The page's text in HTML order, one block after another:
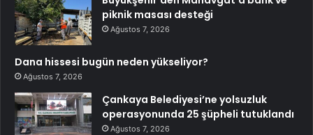
piknik masası desteği
Ağustos 7, 2026
Dana hissesi bugün neden yükseliyor?
Ağustos 7, 2026
Çankaya Belediyesi’ne yolsuzluk
operasyonunda 25 şüpheli tutuklandı
Ağustos 7, 2026